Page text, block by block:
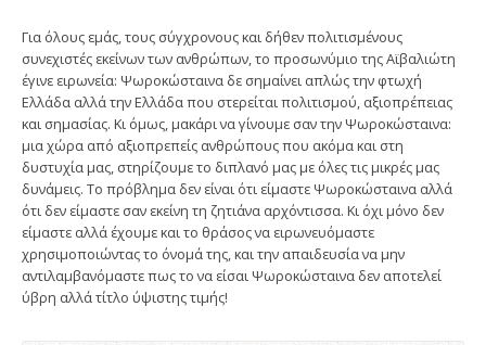
Για όλους εμάς, τους σύγχρονους και δήθεν πολιτισμένους
συνεχιστές εκείνων των ανθρώπων, το προσωνύμιο της Αϊβαλιώτη
έγινε ειρωνεία: Ψωροκώσταινα δε σημαίνει απλώς την φτωχή
Ελλάδα αλλά την Ελλάδα που στερείται πολιτισμού, αξιοπρέπειας
και σημασίας. Κι όμως, μακάρι να γίνουμε σαν την Ψωροκώσταινα:
μια χώρα από αξιοπρεπείς ανθρώπους που ακόμα και στη
δυστυχία μας, στηρίζουμε το διπλανό μας με όλες τις μικρές μας
δυνάμεις. Το πρόβλημα δεν είναι ότι είμαστε Ψωροκώσταινα αλλά
ότι δεν είμαστε σαν εκείνη τη ζητιάνα αρχόντισσα. Κι όχι μόνο δεν
είμαστε αλλά έχουμε και το θράσος να ειρωνευόμαστε
χρησιμοποιώντας το όνομά της, και την απαιδευσία να μην
αντιλαμβανόμαστε πως το να είσαι Ψωροκώσταινα δεν αποτελεί
ύβρη αλλά τίτλο ύψιστης τιμής!